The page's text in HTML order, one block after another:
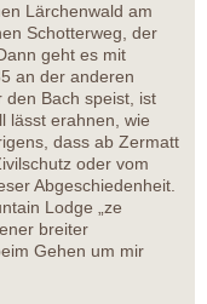
Lärchenwald am
Schotterweg, der
geht es mit
an der anderen
den Bach speist, ist
lässt erahnen, wie
dass ab Zermatt
oder vom
Abgeschiedenheit.
Lodge „ze
breiter
Gehen um mir